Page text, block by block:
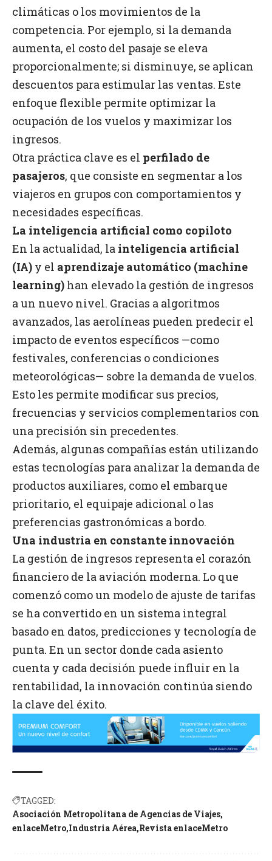
climáticas o los movimientos de la
competencia. Por ejemplo, si la demanda
aumenta, el costo del pasaje se eleva
proporcionalmente; si disminuye, se aplican
descuentos para estimular las ventas. Este
enfoque flexible permite optimizar la
ocupación de los vuelos y maximizar los
ingresos.
Otra práctica clave es el perfilado de
pasajeros, que consiste en segmentar a los
viajeros en grupos con comportamientos y
necesidades específicas.
La inteligencia artificial como copiloto
En la actualidad, la inteligencia artificial
(IA) y el aprendizaje automático (machine
learning) han elevado la gestión de ingresos
a un nuevo nivel. Gracias a algoritmos
avanzados, las aerolíneas pueden predecir el
impacto de eventos específicos —como
festivales, conferencias o condiciones
meteorológicas— sobre la demanda de vuelos.
Esto les permite modificar sus precios,
frecuencias y servicios complementarios con
una precisión sin precedentes.
Además, algunas compañías están utilizando
estas tecnologías para analizar la demanda de
productos auxiliares, como el embarque
prioritario, el equipaje adicional o las
preferencias gastronómicas a bordo.
Una industria en constante innovación
La gestión de ingresos representa el corazón
financiero de la aviación moderna. Lo que
comenzó como un modelo de ajuste de tarifas
se ha convertido en un sistema integral
basado en datos, predicciones y tecnología de
punta. En un sector donde cada asiento
cuenta y cada decisión puede influir en la
rentabilidad, la innovación continúa siendo
la clave del éxito.
TAGGED:
Asociación Metropolitana de Agencias de Viajes
enlaceMetro Industria Aérea Revista enlaceMetro